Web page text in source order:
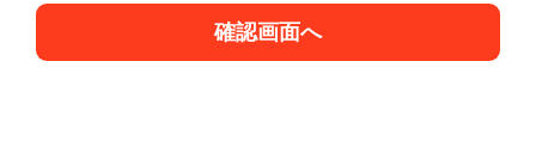
確認画面へ